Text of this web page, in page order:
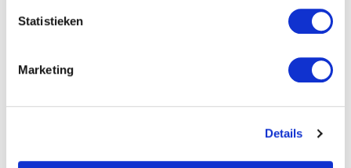
Statistieken
Marketing
Details
Voedsel en landbouw
Duur(zaamheid) bij pacht in
Kamervragen naar aanleiding van een bericht